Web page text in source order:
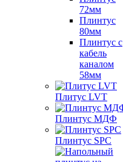
72мм
Плинтус
80мм
Плинтус с
кабель
каналом
58мм
Плитус LVT
Плинтус МДФ
Плинтус SPC